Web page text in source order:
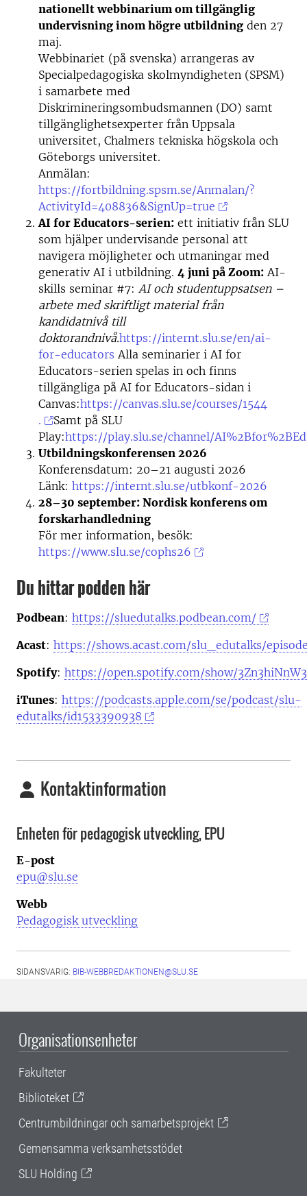
nationellt webbinarium om tillgänglig
undervisning inom högre utbildning den 27
maj.
Webbinariet (på svenska) arrangeras av
Specialpedagogiska skolmyndigheten (SPSM)
i samarbete med
Diskrimineringsombudsmannen (DO) samt
tillgänglighetsexperter från Uppsala
universitet, Chalmers tekniska högskola och
Göteborgs universitet.
Anmälan:
https://fortbildning.spsm.se/Anmalan/?
ActivityId=408836&SignUp=true
AI for Educators-serien: ett initiativ från SLU
som hjälper undervisande personal att
navigera möjligheter och utmaningar med
generativ AI i utbildning. 4 juni på Zoom: AI-
skills seminar #7: AI och studentuppsatsen –
arbete med skriftligt material från
kandidatnivå till
doktorandnivå.https://internt.slu.se/en/ai-
for-educators Alla seminarier i AI for
Educators-serien spelas in och finns
tillgängliga på AI for Educators-sidan i
Canvas:https://canvas.slu.se/courses/1544
.
Samt på SLU
Play:https://play.slu.se/channel/
Utbildningskonferensen 2026
Konferensdatum: 20–21 augusti 2026
Länk: https://internt.slu.se/utbkonf-2026
28–30 september: Nordisk konferens om
forskarhandledning
För mer information, besök:
https://www.slu.se/cophs26
Du hittar podden här
Podbean: https://sluedutalks.podbean.com/
Acast: https://shows.acast.com/slu_edutalks/
Spotify: https://open.spotify.com/show/
iTunes: https://podcasts.apple.com/se/podcast/slu-
edutalks/id1533390938
Kontaktinformation
Enheten för pedagogisk utveckling, EPU
E-post
epu@slu.se
Webb
Pedagogisk utveckling
SIDANSVARIG: BIB-WEBBREDAKTIONEN@SLU.SE
Organisationsenheter
Fakulteter
Biblioteket
Centrumbildningar och samarbetsprojekt
Gemensamma verksamhetsstödet
SLU Holding